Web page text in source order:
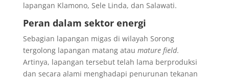
lapangan Klamono, Sele Linda, dan Salawati.
Peran dalam sektor energi
Sebagian lapangan migas di wilayah Sorong
tergolong lapangan matang atau mature field.
Artinya, lapangan tersebut telah lama berproduksi
dan secara alami menghadapi penurunan tekanan